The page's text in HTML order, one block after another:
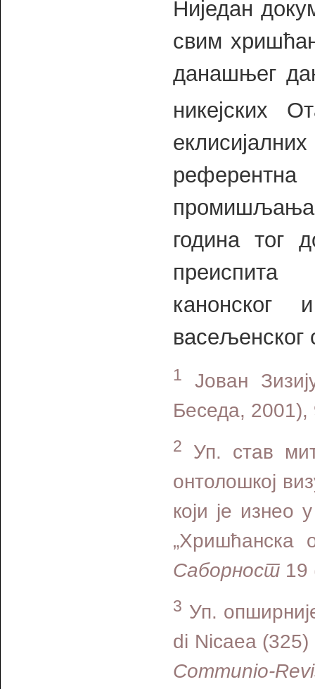
Ниједан
свим
данашњег
никејских
референтна
година тог
преиспита
канонског
васељенског
1
Јован
Беседа, 2001),
2
Уп. став
онтолошкој
који је изнео
„Хришћанска
Саборност 19
3 Уп.
di Nicaea
Communio-